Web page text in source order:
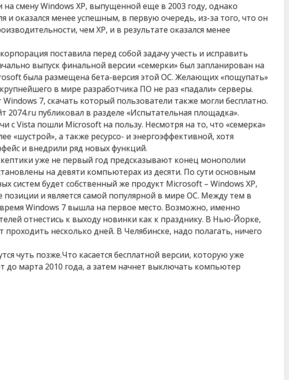
смену Windows XP, выпущенной еще в 2003 году, однако
и оказался менее успешным, в первую очередь, из-за того, что он
чем XP, и в результате оказался менее
поставила перед собой задачу учесть и исправить
выпуск финальной версии «семерки» был запланирован на
была размещена бета-версия этой ОС. Желающих «пощупать»
в мире разработчика ПО не раз «падали» серверы.
7, скачать который пользователи также могли бесплатно.
2074.ru публиковал в разделе «Испытательная площадка».
с Vista пошли Microsoft на пользу. Несмотря на то, что «семерка»
«шустрой», а также ресурсо- и энергоэффективной, хотя
и внедрили ряд новых функций.
уже не первый год предсказывают конец монополии
на девяти компьютерах из десяти. По сути основным
систем будет собственный же продукт Microsoft – Windows XP,
и является самой популярной в мире ОС. Между тем в
Windows 7 вышла на первое место. Возможно, именно
отнестись к выходу новинки как к празднику. В Нью-Йорке,
несколько дней. В Челябинске, надо полагать, ничего
чуть позже.Что касается бесплатной версии, которую уже
до марта 2010 года, а затем начнет выключать компьютер